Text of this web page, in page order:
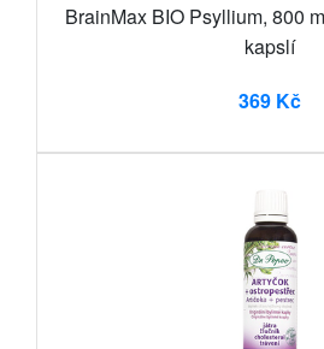
BrainMax BIO Psyllium, 800
kapslí
369 Kč